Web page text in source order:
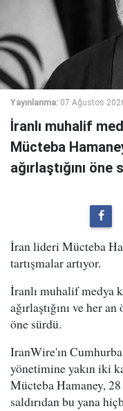
Yayınlanma: 07 Ağustos
İranlı muhalif
Mücteba
ağırlaştığını öne
İran lideri Mücteba
tartışmalar artıyor.
İranlı muhalif medya
ağırlaştığını ve her
öne sürdü.
IranWire'ın
yönetimine yakın iki
Mücteba Hamaney,
saldırıdan bu yana